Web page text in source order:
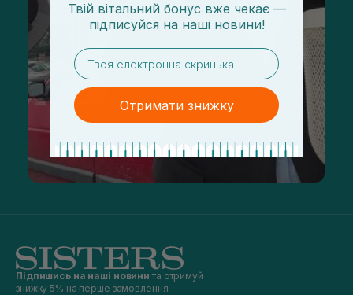
Підпишись на наші новини та отримуй
знижку 5% на перше замовлення
Твій вітальний бонус вже чекає —
підписуйся на наші новини!
email
Отримати знижку